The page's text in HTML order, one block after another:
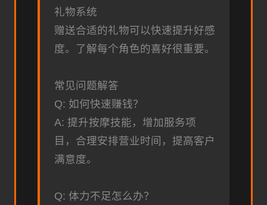
礼物系统
赠送合适的礼物可以快速提升好感
度。了解每个角色的喜好很重要。
常见问题解答
Q: 如何快速赚钱？
A: 提升按摩技能，增加服务项
目，合理安排营业时间，提高客户
满意度。
Q: 体力不足怎么办？